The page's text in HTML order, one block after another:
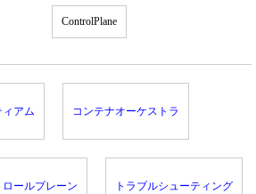
ControlPlane
アム コンテナオーケストラ
ロールプレーン トラブルシューティング